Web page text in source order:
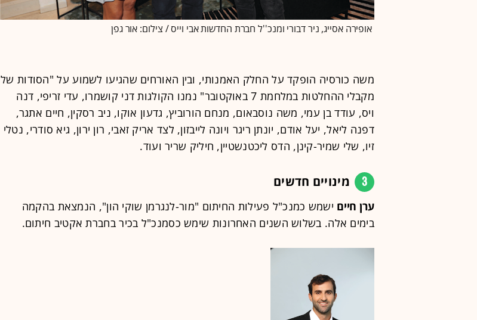
אופירה אסייג, ניר דבורי ומנכ''ל חברת החדשות אבי וייס / צילום: אור גפן
משה כורסיה הופקד על החלק האמנותי, ובין האורחים שהגיעו לשמוע על "הסודות של
מקבלי ההחלטות במלחמת 7 באוקטובר" נמנו הקולגות דני קושמרו, עדי זריפי, דנה
ויס, עודד בן עמי, משה נוסבאום, מנחם הורוביץ, גדעון אוקו, ניב רסקין, חיים אתגר,
דפנה ליאל, יעל אודם, יונתן ריגר ויונה לייבזון, לצד אריק זאבי, רון ירון, גיא סודרי, נטלי
זיו, שלי שמיר-קינן, הדס ליכטנשטיין, חיליק שריר ועוד.
3 מינויים חדשים
ערן חיים ישמש כמנכ"ל פעילות החיתום "מור-לנגרמן שוקי הון", הנמצאת בהקמה
בימים אלה. בשלוש השנים האחרונות שימש כסמנכ"ל בכיר בחברת אקטיב חיתום.